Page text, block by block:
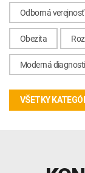
Odborná verejnosť
Obezita
Moderná
VŠETKY